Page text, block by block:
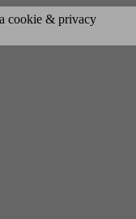
cookie & privacy